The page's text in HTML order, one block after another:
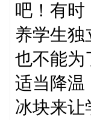
吧！有时
养学生独
也不能为
适当降温
冰块来让